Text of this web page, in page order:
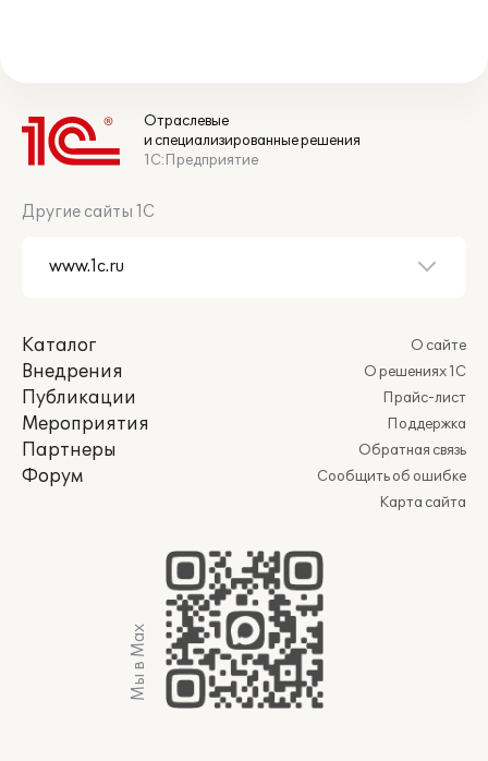
Отраслевые
и специализированные решения
1С:Предприятие
Другие сайты 1С
Каталог
Внедрения
Публикации
Мероприятия
Партнеры
Форум
О сайте
О решениях 1С
Прайс-лист
Поддержка
Обратная связь
Сообщить об ошибке
Карта сайта
Мы в Max